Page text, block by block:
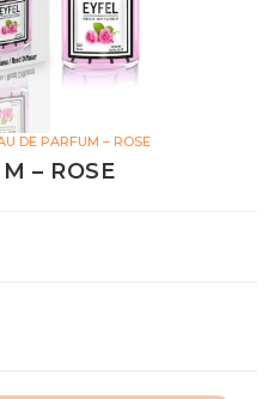
DE PARFUM – ROSE
– ROSE